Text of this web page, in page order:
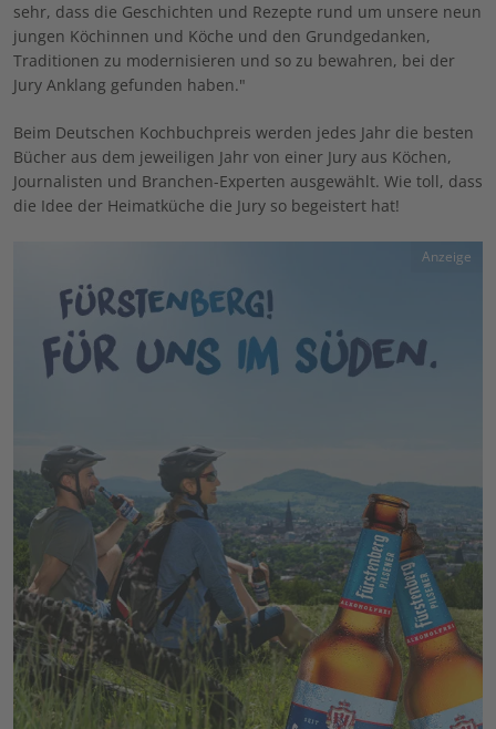
sehr, dass die Geschichten und Rezepte rund um unsere neun
jungen Köchinnen und Köche und den Grundgedanken,
Traditionen zu modernisieren und so zu bewahren, bei der
Jury Anklang gefunden haben."
Beim Deutschen Kochbuchpreis werden jedes Jahr die besten
Bücher aus dem jeweiligen Jahr von einer Jury aus Köchen,
Journalisten und Branchen-Experten ausgewählt. Wie toll, dass
die Idee der Heimatküche die Jury so begeistert hat!
Anzeige